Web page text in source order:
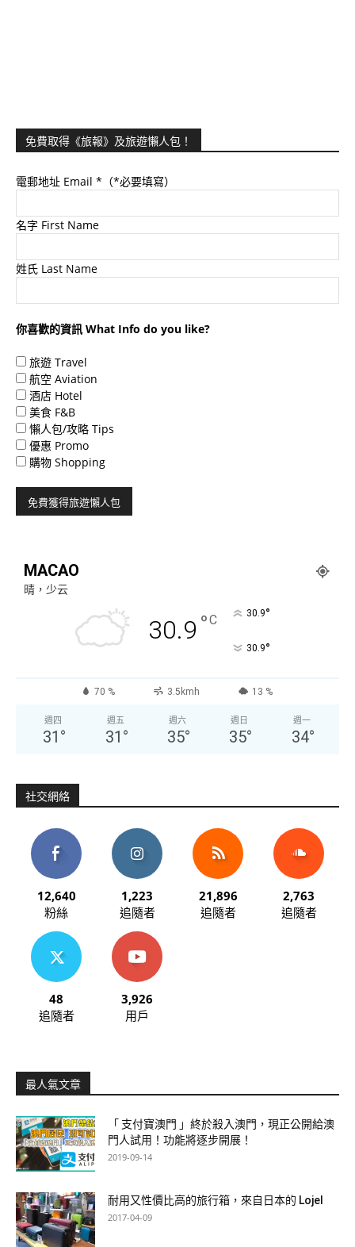
免費取得《旅報》及旅遊懶人包！
電郵地址 Email *（*必要填寫）
名字 First Name
姓氏 Last Name
你喜歡的資訊 What Info do you like?
旅遊 Travel
航空 Aviation
酒店 Hotel
美食 F&B
懶人包/攻略 Tips
優惠 Promo
購物 Shopping
MACAO
晴，少云
30.9 °C 30.9°
30.9°
70 % 3.5kmh 13 %
週四
31 °
週五
31 °
週六
35°
週日
35°
週一
34°
社交網絡
12,640
粉絲
1,223
追隨者
21,896
追隨者
2,763
追隨者
48
追隨者
3,926
用戶
最人氣文章
「 支付寶澳門 」終於殺入澳門，現正公開給澳
門人試用！功能將逐步開展！
2019-09-14
耐用又性價比高的旅行箱，來自日本的 Lojel
2017-04-09